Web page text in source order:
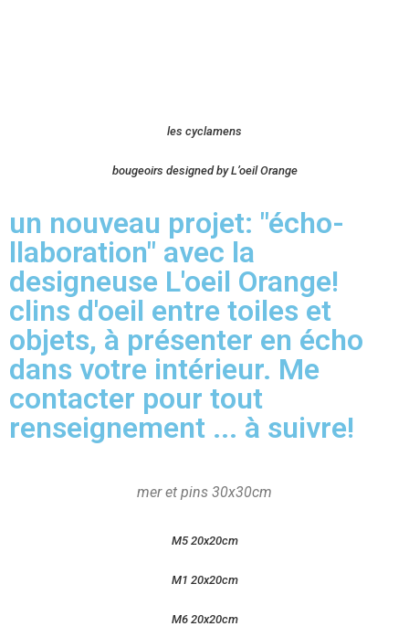
les cyclamens
bougeoirs designed by L’oeil Orange
un nouveau projet: "écho-
llaboration" avec la
designeuse L'oeil Orange!
clins d'oeil entre toiles et
objets, à présenter en écho
dans votre intérieur. Me
contacter pour tout
renseignement ... à suivre!
mer et pins 30x30cm
M5 20x20cm
M1 20x20cm
M6 20x20cm